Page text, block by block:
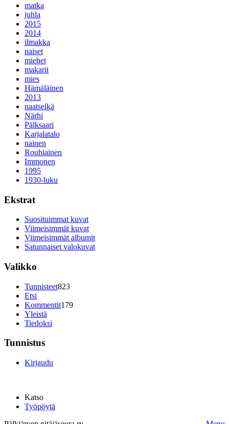
matka
juhla
2015
2014
ilmakka
naiset
miehet
makarii
mies
Hämäläinen
2013
naatselkä
Närhi
Pälksaari
Karjalatalo
nainen
Rouhiainen
Immonen
1995
1930-luku
Ekstrat
Suosituimmat kuvat
Viimeisimmät kuvat
Viimeisimmät albumit
Satunnaiset valokuvat
Valikko
Tunnisteet823
Etsi
Kommentit179
Yleistä
Tiedoksi
Tunnistus
Kirjaudu
Katso
Työpöytä